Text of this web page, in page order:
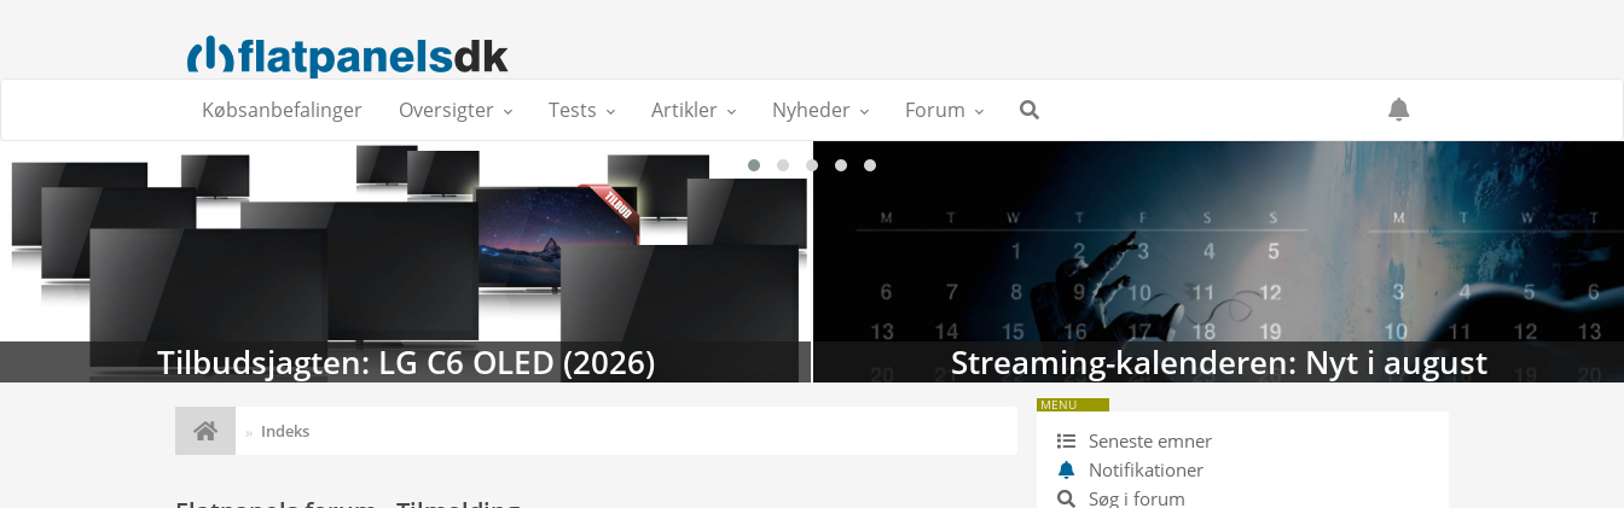
Købsanbefalinger Oversigter Tests Artikler Nyheder Forum
Tilbudsjagten: LG C6 OLED (2026) Streaming-kalenderen: Nyt i august
Indeks
MENU
Seneste emner
Notifikationer
Søg i forum